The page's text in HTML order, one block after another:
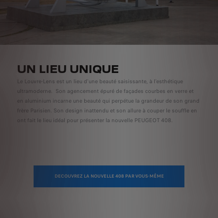
UN LIEU UNIQUE
Le Louvre-Lens est un lieu d'une beauté saisissante, à l'esthétique
ultramoderne. Son agencement épuré de façades courbes en verre et
en aluminium incarne une beauté qui perpétue la grandeur de son grand
frère Parisien. Son design inattendu et son allure à couper le souffle en
ont fait le lieu idéal pour présenter la nouvelle PEUGEOT 408.
DECOUVREZ LA NOUVELLE 408 PAR VOUS-MÊME